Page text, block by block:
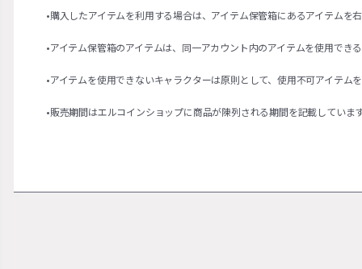
•購入したアイテムを利用する場合は、アイテム保管箱にあるアイテムを
•アイテム保管箱のアイテムは、同一アカウント内のアイテムを使用でき
•アイテムを使用できないキャラクターは原則として、使用不可アイテム
•販売期間はエルコインショップに商品が陳列される期間を記載してい